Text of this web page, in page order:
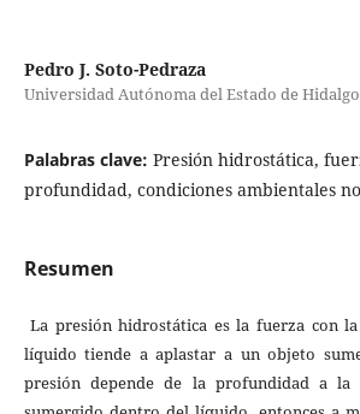
Pedro J. Soto-Pedraza
Universidad Autónoma del Estado de Hidalgo
Palabras clave: Presión hidrostática,
profundidad, condiciones ambientales
Resumen
La presión hidrostática es la fuerza con
líquido tiende a aplastar a un objeto
presión depende de la profundidad a